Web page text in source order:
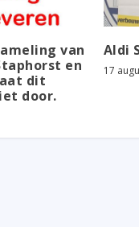
van
en
dit
door.
Aldi
17